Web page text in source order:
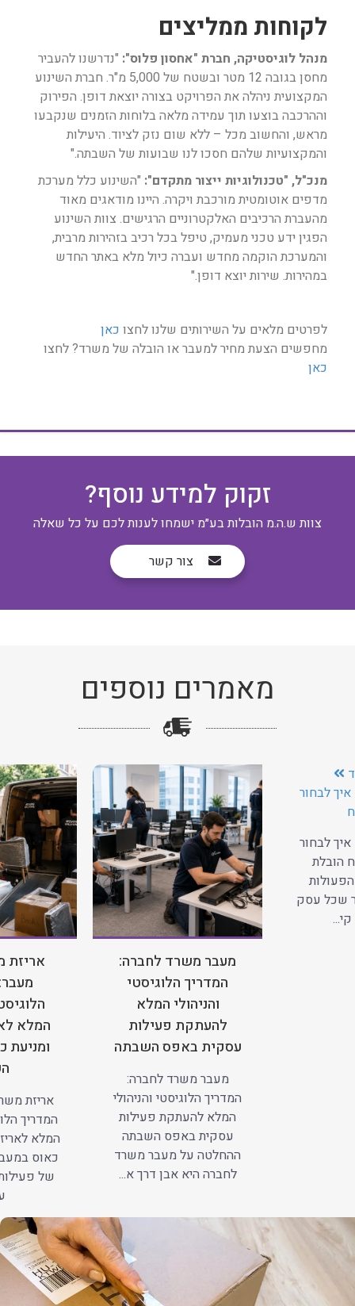
לקוחות ממליצים
מנהל לוגיסטיקה, חברת "אחסון פלוס": "נדרשנו להעביר
מחסן בגובה 12 מטר ובשטח של 5,000 מ"ר. חברת השינוע
המקצועית ניהלה את הפרויקט בצורה יוצאת דופן. הפירוק
וההרכבה בוצעו תוך עמידה מלאה בלוחות הזמנים שנקבעו
מראש, והחשוב מכל – ללא שום נזק לציוד. היעילות
והמקצועיות שלהם חסכו לנו שבועות של השבתה."
מנכ"ל, "טכנולוגיות ייצור מתקדם": "השינוע כלל מערכת
מדפים אוטומטית מורכבת ויקרה. היינו מודאגים מאוד
מהעברת הרכיבים האלקטרוניים הרגישים. צוות השינוע
הפגין ידע טכני מעמיק, טיפל בכל רכיב בזהירות מרבית,
והמערכת הוקמה מחדש ועברה כיול מלא באתר החדש
במהירות. שירות יוצא דופן."
לפרטים מלאים על השירותים שלנו לחצו כאן
מחפשים הצעת מחיר למעבר או הובלה של משרד? לחצו
כאן
זקוק למידע נוסף?
צוות ש.ה.מ הובלות בע״מ ישמחו לענות לכם על כל שאלה
צור קשר
מאמרים נוספים
לבחור
לבחור
הובלת
שכל עסק
מעבר משרד לחברה:
המדריך הלוגיסטי
והניהולי המלא
להעתקת פעילות
עסקית באפס השבתה
מעבר משרד לחברה:
המדריך הלוגיסטי והניהולי
המלא להעתקת פעילות
עסקית באפס השבתה
ההחלטה על מעבר משרד
לחברה היא אבן דרך א...
אריזת
המלא
ומניעת
אריזת
המדריך
המלא
כאוס
של